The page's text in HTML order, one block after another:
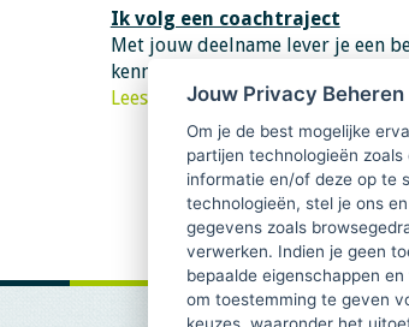
Ik volg een coachtraject
Met jouw deelname lever je een
kennis rondom de werkzaamheid
Lees de oproep voor coachees >>
Jouw Privacy Beheren
Om je de best mogelijke
partijen technologieën
informatie en/of deze op te
technologieën, stel je ons
gegevens zoals
verwerken. Indien je geen
bepaalde eigenschappen
om toestemming te geven